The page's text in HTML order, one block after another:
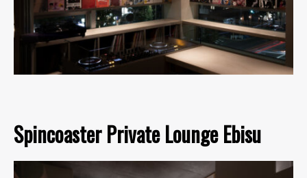
Spincoaster Private Lounge Ebisu